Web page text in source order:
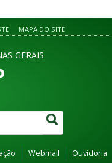
MAPA DO SITE
GERAIS
Webmail Ouvidoria